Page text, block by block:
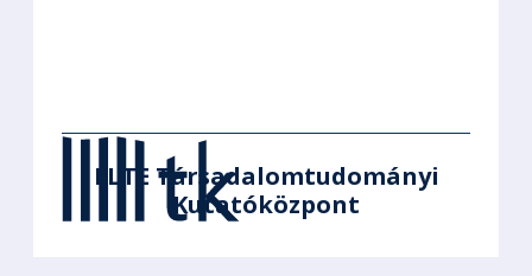
ELTE Társadalomtudományi
Kutatóközpont